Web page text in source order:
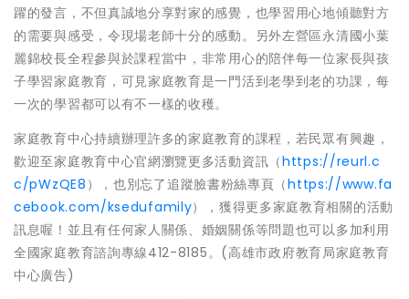
躍的發言，不但真誠地分享對家的感覺，也學習用心地傾聽對方
的需要與感受，令現場老師十分的感動。另外左營區永清國小葉
麗錦校長全程參與於課程當中，非常用心的陪伴每一位家長與孩
子學習家庭教育，可見家庭教育是一門活到老學到老的功課，每
一次的學習都可以有不一樣的收穫。
家庭教育中心持續辦理許多的家庭教育的課程，若民眾有興趣，
歡迎至家庭教育中心官網瀏覽更多活動資訊（https://reurl.c
c/pWzQE8 ），也別忘了追蹤臉書粉絲專頁（https://www.fa
cebook.com/ksedufamily），獲得更多家庭教育相關的活動
訊息喔！並且有任何家人關係、婚姻關係等問題也可以多加利用
全國家庭教育諮詢專線412-8185。(高雄市政府教育局家庭教育
中心廣告)